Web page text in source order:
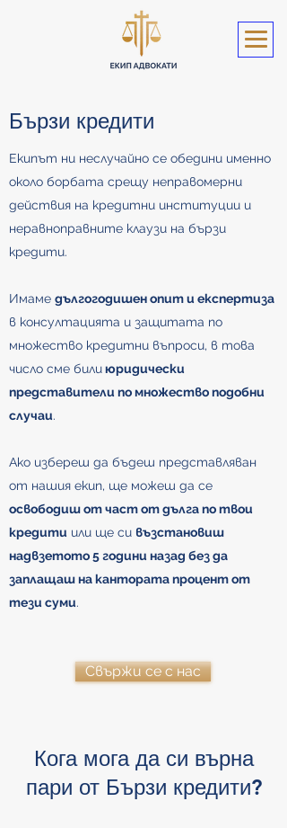
Бързи кредити
Екипът ни неслучайно се обедини именно
около борбата срещу неправомерни
действия на кредитни институции и
неравноправните клаузи на бързи
кредити.
Имаме дългогодишен опит и експертиза
в консултацията и защитата по
множество кредитни въпроси, в това
число сме билиюридически
представители по множество подобни
случаи.
Ако избереш да бъдеш представляван
от нашия екип, ще можеш да се
освободиш от част от дълга по твои
кредити или ще си възстановиш
надвзетото 5 години назад без да
заплащаш на кантората процент от
тези суми.
Свържи се с нас
Кога мога да си върна
пари от Бързи кредити?